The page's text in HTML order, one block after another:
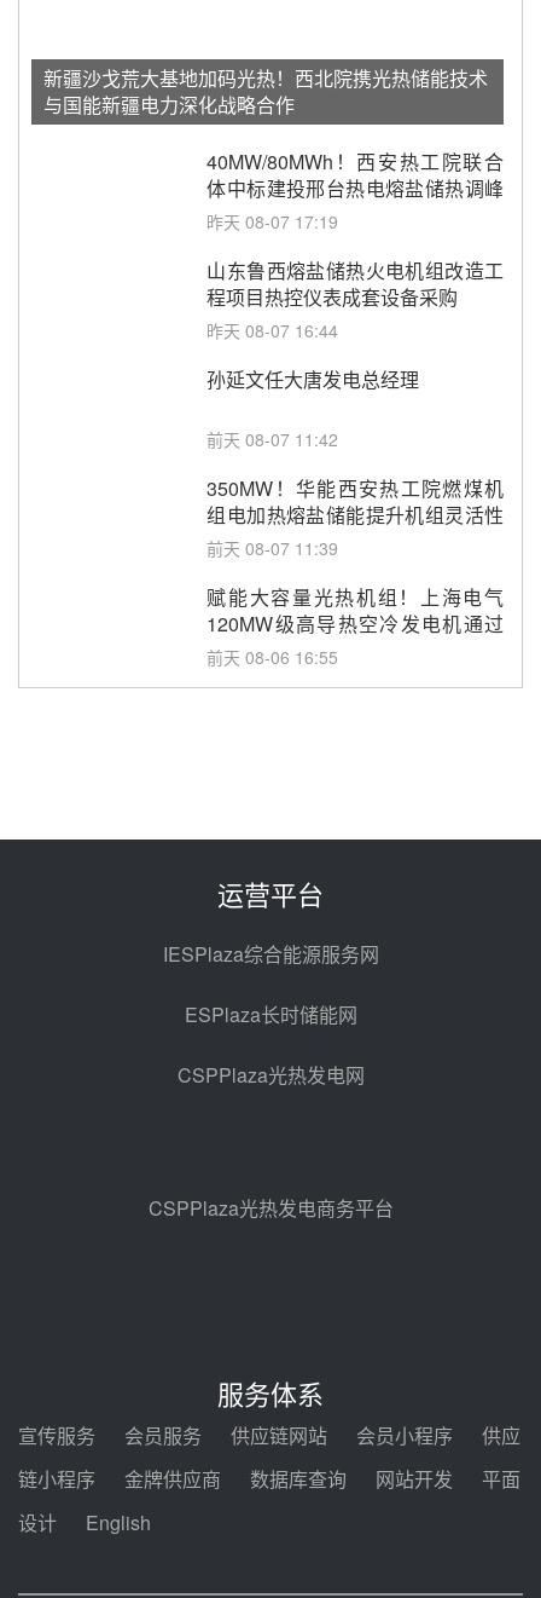
新疆沙戈荒大基地加码光热！西北院携光热储能技术
与国能新疆电力深化战略合作
40MW/80MWh！西安热工院联合
体中标建投邢台热电熔盐储热调峰
调频改造EPC项目
昨天 08-07 17:19
山东鲁西熔盐储热火电机组改造工
程项目热控仪表成套设备采购
昨天 08-07 16:44
孙延文任大唐发电总经理
前天 08-07 11:42
350MW！华能西安热工院燃煤机
组电加热熔盐储能提升机组灵活性
改造项目初步设计第三方评审服务
前天 08-07 11:39
赋能大容量光热机组！上海电气
120MW级高导热空冷发电机通过
型式试验
前天 08-06 16:55
100MW光工程性能试验采购
光热示范电站二列蒸汽发生器设备
亚核阀业中标天山北麓100MW光
热发电工程EPC总承包项目熔盐截
止阀、熔盐三偏心蝶阀采购
08-05 17:15
包项目熔盐介质超声波流量计采购
08-05 17:09
电机组灵活性改造项目三元液态盐
采购合同
迪尔化工预中标华能西安热工院
2026-2029年熔盐介质框架协议
运营平台
IESPlaza综合能源服务网
ESPlaza长时储能网
CSPPlaza光热发电网
CSPPlaza光热发电商务平台
服务体系
宣传服务 会员服务 供应链网站 会员小程序
供应
链小程序
金牌供应商 数据库查询 网站开发
平面
设计
English